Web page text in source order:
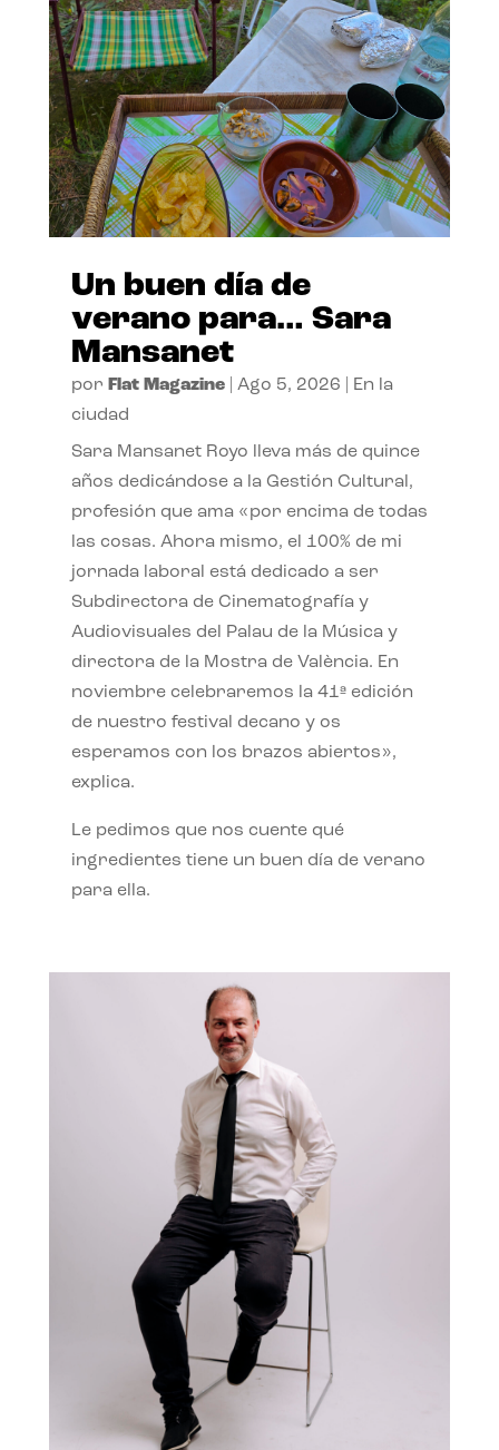
Un buen día de
verano para… Sara
Mansanet
por Flat Magazine| Ago 5, 2026
En la
ciudad
Sara Mansanet Royo lleva más de quince
años dedicándose a la Gestión Cultural,
profesión que ama «por encima de todas
las cosas. Ahora mismo, el 100% de mi
jornada laboral está dedicado a ser
Subdirectora de Cinematografía y
Audiovisuales del Palau de la Música y
directora de la Mostra de València. En
noviembre celebraremos la 41ª edición
de nuestro festival decano y os
esperamos con los brazos abiertos»,
explica.
Le pedimos que nos cuente qué
ingredientes tiene un buen día de verano
para ella.